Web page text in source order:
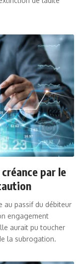
par le
au passif du débiteur
engagement
aurait pu toucher
la subrogation.